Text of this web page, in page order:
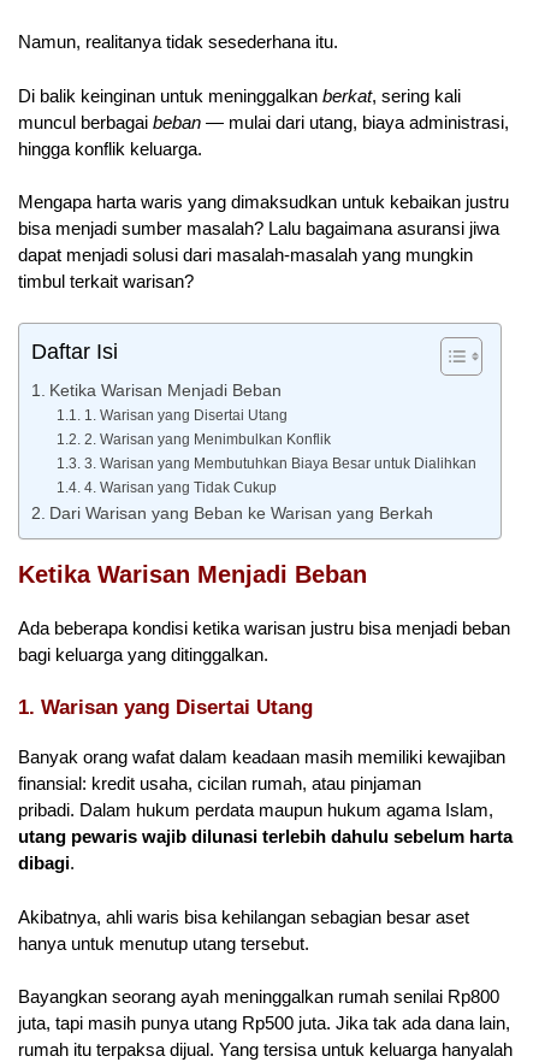
Namun, realitanya tidak sesederhana itu.
Di balik keinginan untuk meninggalkan berkat, sering kali
muncul berbagai beban — mulai dari utang, biaya administrasi,
hingga konflik keluarga.
Mengapa harta waris yang dimaksudkan untuk kebaikan justru
bisa menjadi sumber masalah? Lalu bagaimana asuransi jiwa
dapat menjadi solusi dari masalah-masalah yang mungkin
timbul terkait warisan?
Daftar Isi
Ketika Warisan Menjadi Beban
1. Warisan yang Disertai Utang
2. Warisan yang Menimbulkan Konflik
3. Warisan yang Membutuhkan Biaya Besar untuk Dialihkan
4. Warisan yang Tidak Cukup
Dari Warisan yang Beban ke Warisan yang Berkah
Ketika Warisan Menjadi Beban
Ada beberapa kondisi ketika warisan justru bisa menjadi beban
bagi keluarga yang ditinggalkan.
1. Warisan yang Disertai Utang
Banyak orang wafat dalam keadaan masih memiliki kewajiban
finansial: kredit usaha, cicilan rumah, atau pinjaman
pribadi. Dalam hukum perdata maupun hukum agama Islam,
utang pewaris wajib dilunasi terlebih dahulu sebelum harta
dibagi.
Akibatnya, ahli waris bisa kehilangan sebagian besar aset
hanya untuk menutup utang tersebut.
Bayangkan seorang ayah meninggalkan rumah senilai Rp800
juta, tapi masih punya utang Rp500 juta. Jika tak ada dana lain,
rumah itu terpaksa dijual. Yang tersisa untuk keluarga hanyalah